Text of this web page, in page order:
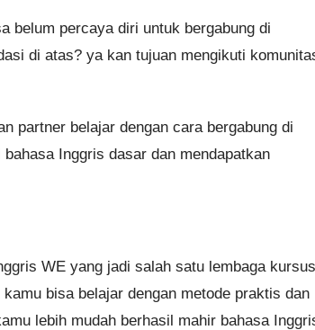
belum percaya diri untuk bergabung di
di atas? ya kan tujuan mengikuti
partner belajar dengan cara bergabung di
Inggris dasar dan mendapatkan
WE yang jadi salah satu lembaga kursus
bisa belajar dengan metode praktis dan
lebih mudah berhasil mahir bahasa